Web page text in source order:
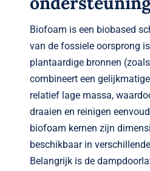
Biofoam is een biobased
van de fossiele oorsprong
plantaardige bronnen
combineert een
relatief lage massa,
draaien en reinigen
biofoam kernen zijn
beschikbaar in
Belangrijk is de